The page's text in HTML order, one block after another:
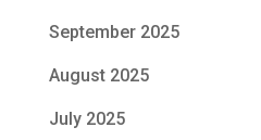
September 2025
August 2025
July 2025